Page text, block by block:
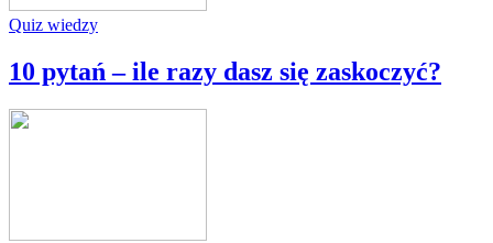
Quiz wiedzy
10 pytań – ile razy dasz się zaskoczyć?